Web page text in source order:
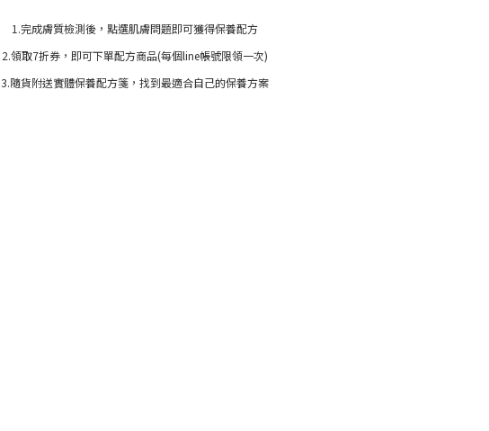
1.完成膚質檢測後，點選肌膚問題即可獲得保養配方
2.領取7折券，即可下單配方商品(每個line帳號限領一次)
3.隨貨附送實體保養配方箋，找到最適合自己的保養方案